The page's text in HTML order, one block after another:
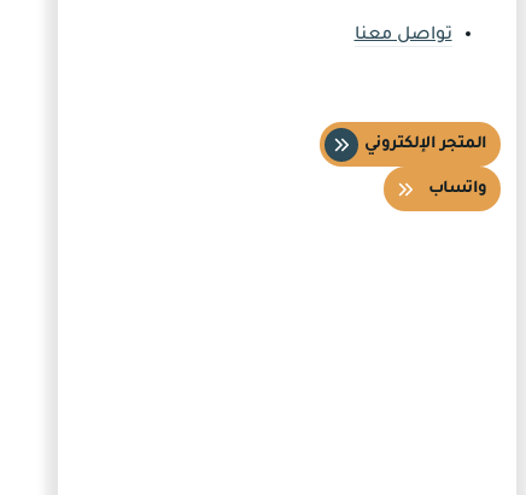
تواصل معنا
المتجر الإلكتروني
واتساب